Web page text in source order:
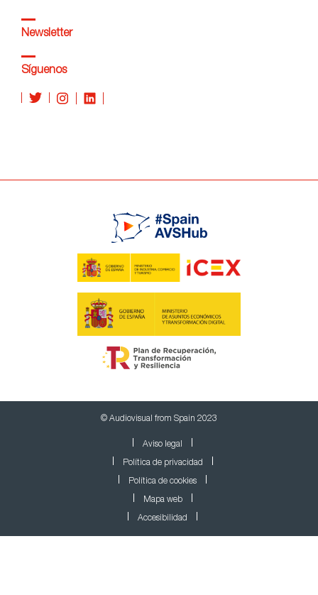
Newsletter
Síguenos
© Audiovisual from Spain 2023
Aviso legal
Política de privacidad
Política de cookies
Mapa web
Accesibilidad